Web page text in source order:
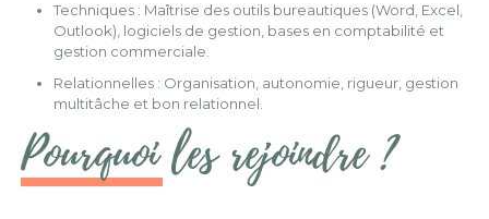
Techniques : Maîtrise des outils bureautiques (Word, Excel,
Outlook), logiciels de gestion, bases en comptabilité et
gestion commerciale.
Relationnelles : Organisation, autonomie, rigueur, gestion
multitâche et bon relationnel.
Pourquoi les rejoindre ?